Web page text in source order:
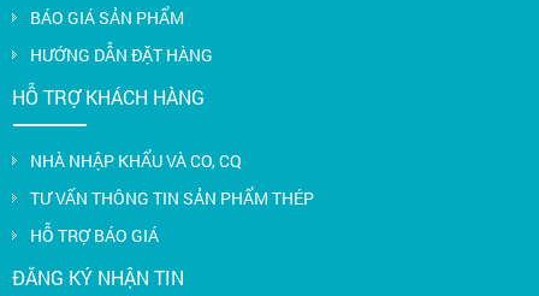
BÁO GIÁ SẢN PHẨM
HƯỚNG DẪN ĐẶT HÀNG
HỖ TRỢ KHÁCH HÀNG
NHÀ NHẬP KHẨU VÀ CO, CQ
TƯ VẤN THÔNG TIN SẢN PHẨM THÉP
HỖ TRỢ BÁO GIÁ
ĐĂNG KÝ NHẬN TIN